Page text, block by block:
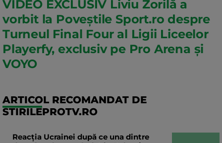
VIDEO EXCLUSIV Liviu Zorilă a
vorbit la Poveștile Sport.ro despre
Turneul Final Four al Ligii Liceelor
Playerfy, exclusiv pe Pro Arena și
VOYO
ARTICOL RECOMANDAT DE
STIRILEPROTV.RO
Reacția Ucrainei după ce una dintre